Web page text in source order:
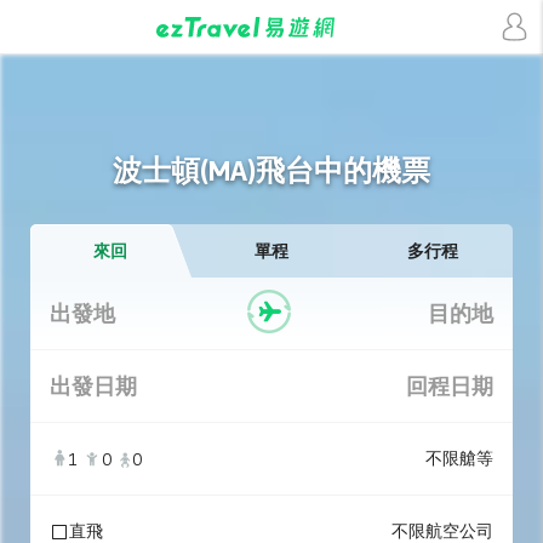
波士頓(MA)飛台中的機票
來回 單程 多行程
出發地 目的地
出發日期 回程日期
1 0 0 不限艙等
直飛 不限航空公司